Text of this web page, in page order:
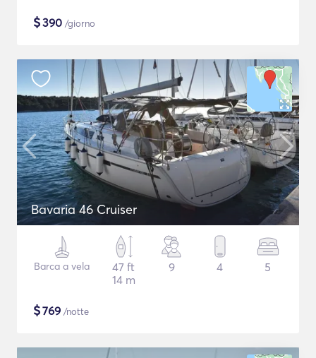
$390 /giorno
Bavaria 46 Cruiser
Barca a vela
47 ft
14 m
9 4 5
$769 /notte